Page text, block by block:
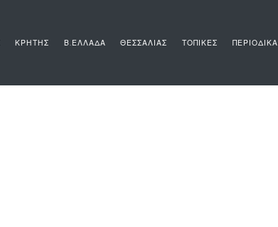
ΚΡΗΤΗΣ Β.ΕΛΛΑΔΑ ΘΕΣΣΑΛΙΑΣ ΤΟΠΙΚΕΣ ΠΕΡΙΟΔΙΚΑ